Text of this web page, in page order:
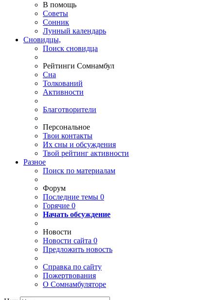
В помощь
Советы
Сонник
Лунный календарь
Сновидцы,
Поиск сновидца
Рейтинги Сомнамбул
Сна
Толкований
Активности
Благотворители
Персональное
Твои контакты
Их сны и обсуждения
Твой рейтинг активности
Разное
Поиск по материалам
Форум
Последние темы 0
Горячие 0
Начать обсуждение
Новости
Новости сайта 0
Предложить новость
Справка по сайту
Пожертвования
О Сомнамбуляторе